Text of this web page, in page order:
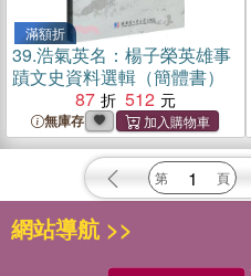
滿額折
39.浩氣英名：楊子榮英雄事
蹟文史資料選輯（簡體書）
87
512
無庫存
網站導航 >>